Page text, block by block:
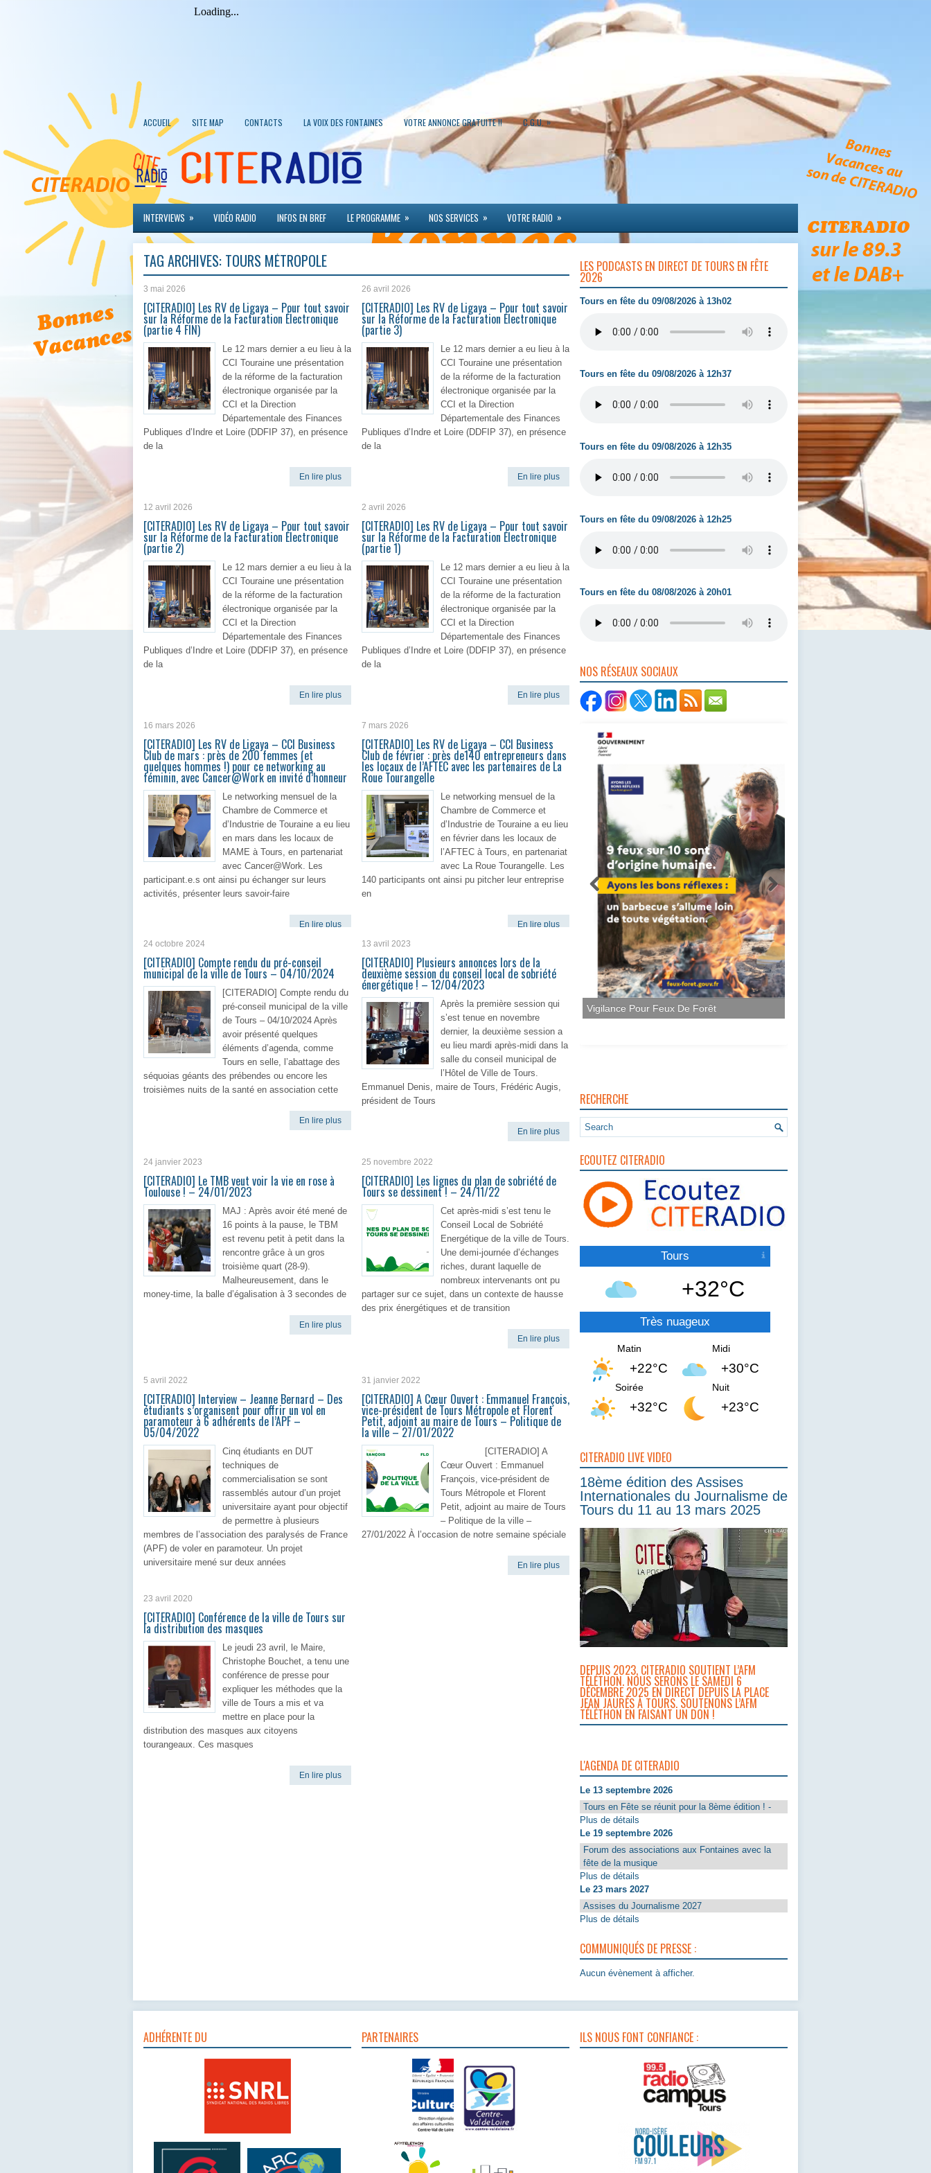
ACCUEIL SITE MAP CONTACTS LA VOIX DES FONTAINES VOTRE ANNONCE GRATUITE !! C.G.U. »
INTERVIEWS » VIDÉO RADIO INFOS EN BREF LE PROGRAMME » NOS SERVICES » VOTRE RADIO »
TAG ARCHIVES: TOURS MÉTROPOLE
3 mai 2026
[CITERADIO] Les RV de Ligaya – Pour tout savoir
sur la Réforme de la Facturation Électronique
(partie 4 FIN)
Le 12 mars dernier a eu lieu à la
CCI Touraine une présentation
de la réforme de la facturation
électronique organisée par la
CCI et la Direction
Départementale des Finances
Publiques d’Indre et Loire (DDFIP 37), en présence
de la
En lire plus
26 avril 2026
[CITERADIO] Les RV de Ligaya – Pour tout savoir
sur la Réforme de la Facturation Électronique
(partie 3)
Le 12 mars dernier a eu lieu à la
CCI Touraine une présentation
de la réforme de la facturation
électronique organisée par la
CCI et la Direction
Départementale des Finances
Publiques d’Indre et Loire (DDFIP 37), en présence
de la
En lire plus
12 avril 2026
[CITERADIO] Les RV de Ligaya – Pour tout savoir
sur la Réforme de la Facturation Électronique
(partie 2)
Le 12 mars dernier a eu lieu à la
CCI Touraine une présentation
de la réforme de la facturation
électronique organisée par la
CCI et la Direction
Départementale des Finances
Publiques d’Indre et Loire (DDFIP 37), en présence
de la
En lire plus
2 avril 2026
[CITERADIO] Les RV de Ligaya – Pour tout savoir
sur la Réforme de la Facturation Électronique
(partie 1)
Le 12 mars dernier a eu lieu à la
CCI Touraine une présentation
de la réforme de la facturation
électronique organisée par la
CCI et la Direction
Départementale des Finances
Publiques d’Indre et Loire (DDFIP 37), en présence
de la
En lire plus
16 mars 2026
[CITERADIO] Les RV de Ligaya – CCI Business
Club de mars : près de 200 femmes (et
quelques hommes !) pour ce networking au
féminin, avec Cancer@Work en invité d’honneur
Le networking mensuel de la
Chambre de Commerce et
d’Industrie de Touraine a eu lieu
en mars dans les locaux de
MAME à Tours, en partenariat
avec Cancer@Work. Les
participant.e.s ont ainsi pu échanger sur leurs
activités, présenter leurs savoir-faire
En lire plus
7 mars 2026
[CITERADIO] Les RV de Ligaya – CCI Business
Club de février : près de140 entrepreneurs dans
les locaux de l’AFTEC avec les partenaires de La
Roue Tourangelle
Le networking mensuel de la
Chambre de Commerce et
d’Industrie de Touraine a eu lieu
en février dans les locaux de
l’AFTEC à Tours, en partenariat
avec La Roue Tourangelle. Les
140 participants ont ainsi pu pitcher leur entreprise
en
En lire plus
24 octobre 2024
[CITERADIO] Compte rendu du pré-conseil
municipal de la ville de Tours – 04/10/2024
[CITERADIO] Compte rendu du
pré-conseil municipal de la ville
de Tours – 04/10/2024 Après
avoir présenté quelques
éléments d’agenda, comme
Tours en selle, l’abattage des
séquoias géants des prébendes ou encore les
troisièmes nuits de la santé en association cette
En lire plus
13 avril 2023
[CITERADIO] Plusieurs annonces lors de la
deuxième session du conseil local de sobriété
énergétique ! – 12/04/2023
Après la première session qui
s’est tenue en novembre
dernier, la deuxième session a
eu lieu mardi après-midi dans la
salle du conseil municipal de
l’Hôtel de Ville de Tours.
Emmanuel Denis, maire de Tours, Frédéric Augis,
président de Tours
En lire plus
24 janvier 2023
[CITERADIO] Le TMB veut voir la vie en rose à
Toulouse ! – 24/01/2023
MAJ : Après avoir été mené de
16 points à la pause, le TBM
est revenu petit à petit dans la
rencontre grâce à un gros
troisième quart (28-9).
Malheureusement, dans le
money-time, la balle d’égalisation à 3 secondes de
En lire plus
25 novembre 2022
[CITERADIO] Les lignes du plan de sobriété de
Tours se dessinent ! – 24/11/22
Cet après-midi s’est tenu le
Conseil Local de Sobriété
Energétique de la ville de Tours.
Une demi-journée d’échanges
riches, durant laquelle de
nombreux intervenants ont pu
partager sur ce sujet, dans un contexte de hausse
des prix énergétiques et de transition
En lire plus
5 avril 2022
[CITERADIO] Interview – Jeanne Bernard – Des
étudiants s’organisent pour offrir un vol en
paramoteur à 6 adhérents de l’APF –
05/04/2022
Cinq étudiants en DUT
techniques de
commercialisation se sont
rassemblés autour d’un projet
universitaire ayant pour objectif
de permettre à plusieurs
membres de l’association des paralysés de France
(APF) de voler en paramoteur. Un projet
universitaire mené sur deux années
31 janvier 2022
[CITERADIO] A Cœur Ouvert : Emmanuel François,
vice-président de Tours Métropole et Florent
Petit, adjoint au maire de Tours – Politique de
la ville – 27/01/2022
[CITERADIO] A
Cœur Ouvert : Emmanuel
François, vice-président de
Tours Métropole et Florent
Petit, adjoint au maire de Tours
– Politique de la ville –
27/01/2022 À l’occasion de notre semaine spéciale
En lire plus
23 avril 2020
[CITERADIO] Conférence de la ville de Tours sur
la distribution des masques
Le jeudi 23 avril, le Maire,
Christophe Bouchet, a tenu une
conférence de presse pour
expliquer les méthodes que la
ville de Tours a mis et va
mettre en place pour la
distribution des masques aux citoyens
tourangeaux. Ces masques
En lire plus
LES PODCASTS EN DIRECT DE TOURS EN FÊTE
2026
Tours en fête du 09/08/2026 à 13h02
Tours en fête du 09/08/2026 à 12h37
Tours en fête du 09/08/2026 à 12h35
Tours en fête du 09/08/2026 à 12h25
Tours en fête du 08/08/2026 à 20h01
NOS RÉSEAUX SOCIAUX
RECHERCHE
ECOUTEZ CITERADIO
Tours
+32°C
Très nuageux
Matin
+22°C
Midi
+30°C
Soirée
+32°C
Nuit
+23°C
CITERADIO LIVE VIDEO
18ème édition des Assises
Internationales du Journalisme de
Tours du 11 au 13 mars 2025
DEPUIS 2023, CITERADIO SOUTIENT L’AFM
TÉLÉTHON. NOUS SERONS LE SAMEDI 6
DÉCEMBRE 2025 EN DIRECT DEPUIS LA PLACE
JEAN JAURÈS À TOURS. SOUTENONS L’AFM
TÉLÉTHON EN FAISANT UN DON !
L'AGENDA DE CITERADIO
Le 13 septembre 2026
Tours en Fête se réunit pour la 8ème édition ! -
Plus de détails
Le 19 septembre 2026
Forum des associations aux Fontaines avec la
fête de la musique
Plus de détails
Le 23 mars 2027
Assises du Journalisme 2027
Plus de détails
COMMUNIQUÉS DE PRESSE :
Aucun évènement à afficher.
ADHÉRENTE DU PARTENAIRES ILS NOUS FONT CONFIANCE :